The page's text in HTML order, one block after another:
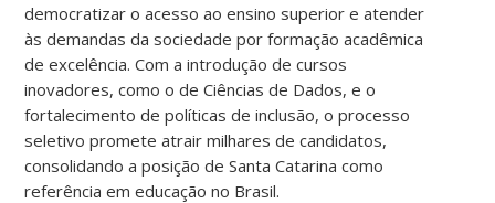
democratizar o acesso ao ensino superior e atender
às demandas da sociedade por formação acadêmica
de excelência. Com a introdução de cursos
inovadores, como o de Ciências de Dados, e o
fortalecimento de políticas de inclusão, o processo
seletivo promete atrair milhares de candidatos,
consolidando a posição de Santa Catarina como
referência em educação no Brasil.